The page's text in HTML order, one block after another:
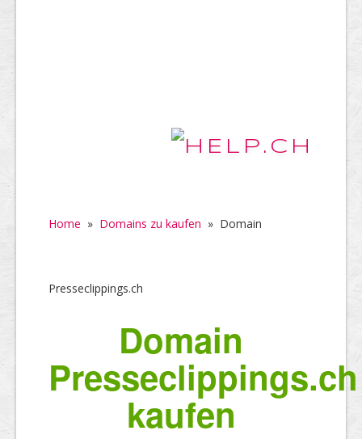
Home » Domains zu kaufen » Domain
Presseclippings.ch
Domain
Presseclippings.ch
kaufen